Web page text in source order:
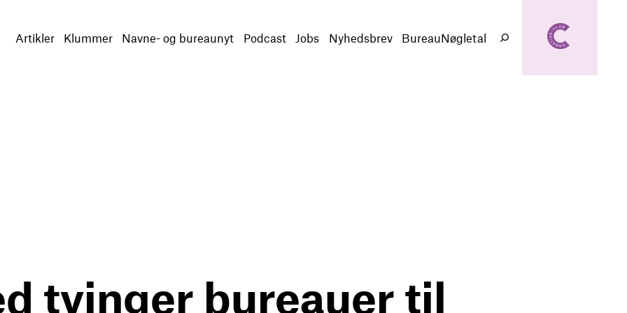
Artikler Klummer Navne- og bureaunyt Podcast Jobs Nyhedsbrev BureauNøgletal
Søg
tvinger bureauer til